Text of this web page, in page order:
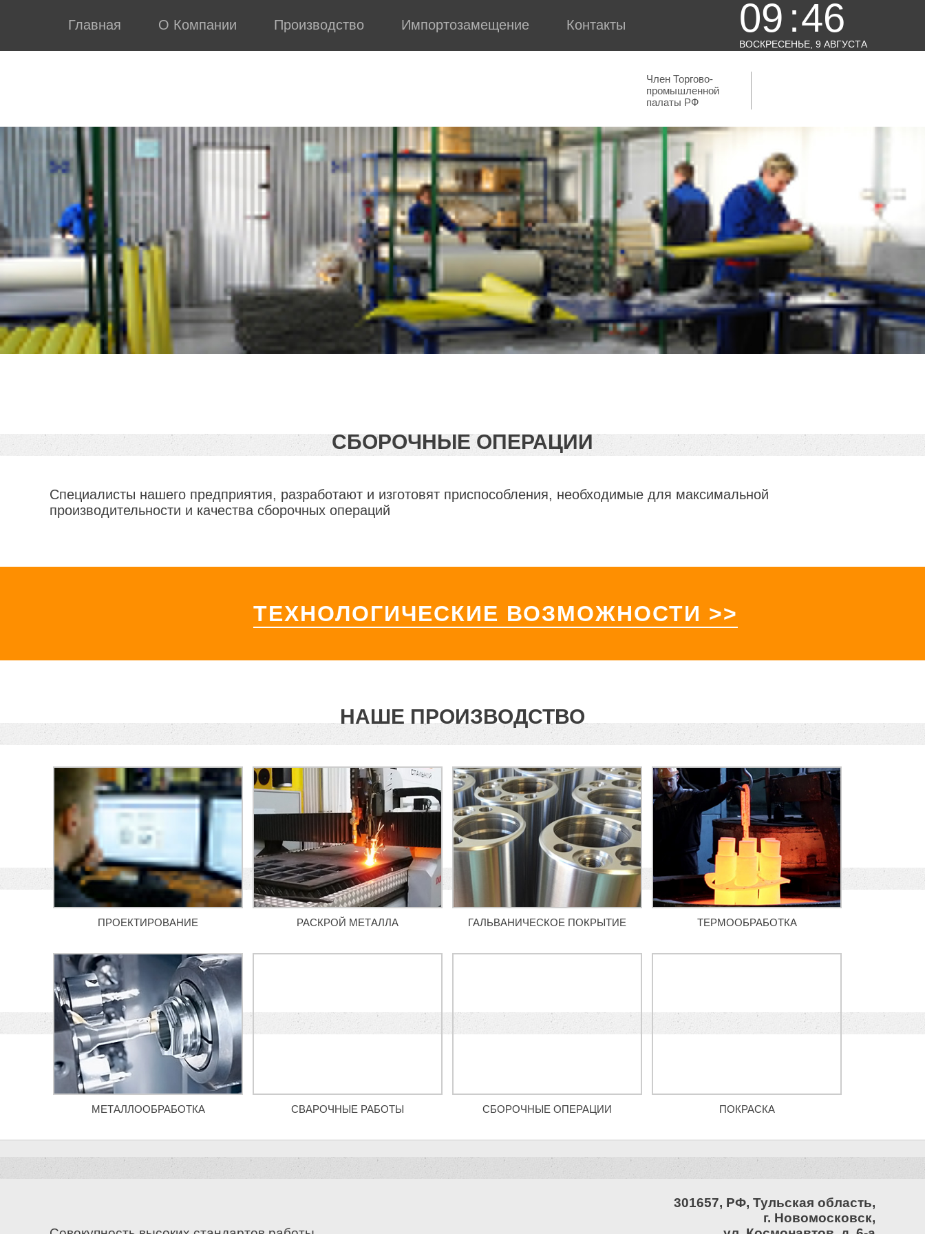
Главная О Компании Производство Импортозамещение Контакты 09 :46
ВОСКРЕСЕНЬЕ, 9 АВГУСТА
Член Торгово-
промышленной
палаты РФ
СБОРОЧНЫЕ ОПЕРАЦИИ
Специалисты нашего предприятия, разработают и изготовят приспособления, необходимые для максимальной
производительности и качества сборочных операций
ТЕХНОЛОГИЧЕСКИЕ ВОЗМОЖНОСТИ >>
НАШЕ ПРОИЗВОДСТВО
ПРОЕКТИРОВАНИЕ РАСКРОЙ МЕТАЛЛА ГАЛЬВАНИЧЕСКОЕ ПОКРЫТИЕ ТЕРМООБРАБОТКА
МЕТАЛЛООБРАБОТКА СВАРОЧНЫЕ РАБОТЫ СБОРОЧНЫЕ ОПЕРАЦИИ ПОКРАСКА
301657, РФ, Тульская область,
г. Новомосковск,